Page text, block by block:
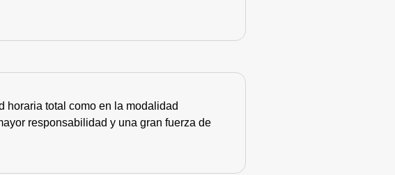
horaria total como en la modalidad
responsabilidad y una gran fuerza de